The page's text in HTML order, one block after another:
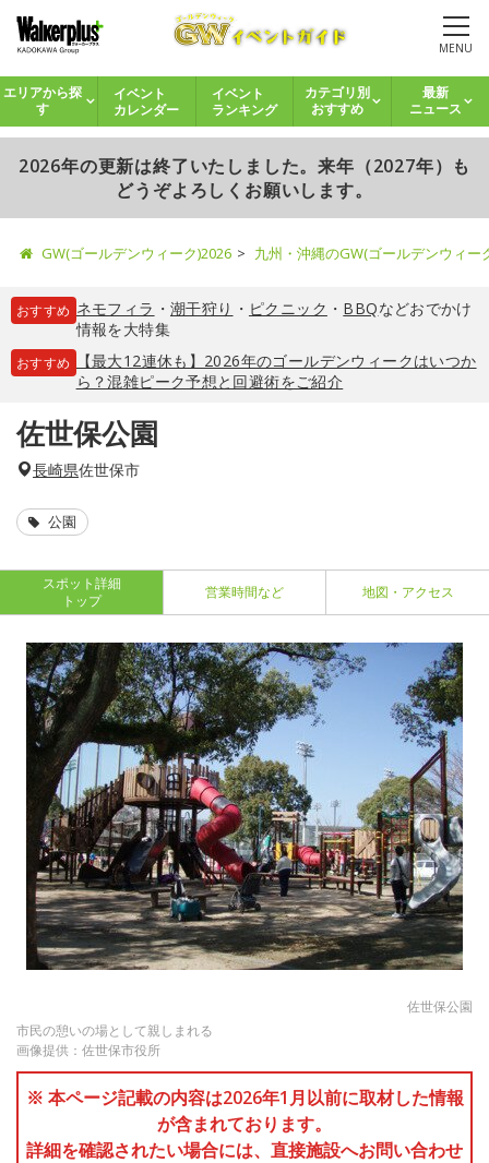
MENU
エリアから探
す
イベント
カレンダー
イベント
ランキング
カテゴリ別
おすすめ
最新
ニュース
2026年の更新は終了いたしました。来年（2027年）も
どうぞよろしくお願いします。
GW(ゴールデンウィーク)2026 九州・沖縄のGW(ゴールデンウィ
おすすめ ネモフィラ ・ 潮干狩り ・ ピクニック ・ BBQなどおでかけ
情報を大特集
おすすめ
【最大12連休も】2026年のゴールデンウィークはいつか
ら？混雑ピーク予想と回避術をご紹介
佐世保公園
長崎県佐世保市
公園
スポット詳細
トップ
営業時間など 地図・アクセス
佐世保公園
市民の憩いの場として親しまれる
画像提供：佐世保市役所
※ 本ページ記載の内容は2026年1月以前に取材した情報
が含まれております。
詳細を確認されたい場合には、直接施設へお問い合わせ